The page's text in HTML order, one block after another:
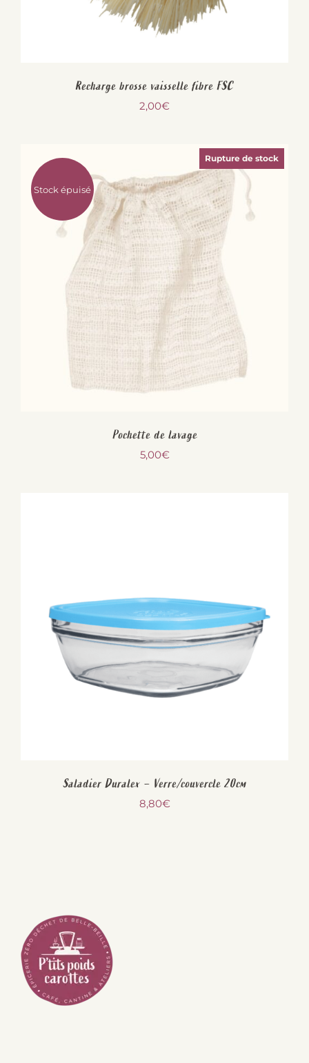
Recharge brosse vaisselle fibre FSC
2,00€
Stock épuisé
Rupture de stock
Pochette de lavage
5,00€
Saladier Duralex – Verre/couvercle 20cm
8,80€